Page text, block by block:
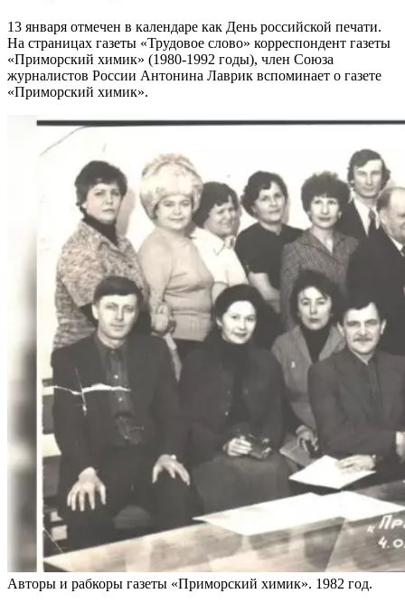
13 января отмечен в календаре как День российской печати.
На страницах газеты «Трудовое слово» корреспондент газеты
«Приморский химик» (1980-1992 годы), член Союза
журналистов России Антонина Лаврик вспоминает о газете
«Приморский химик».
Авторы и рабкоры газеты «Приморский химик». 1982 год.